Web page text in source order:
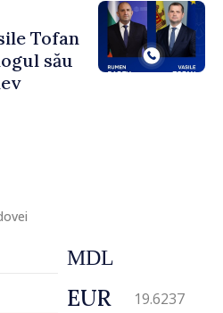
Tofan
său
MDL
EUR 19.6237